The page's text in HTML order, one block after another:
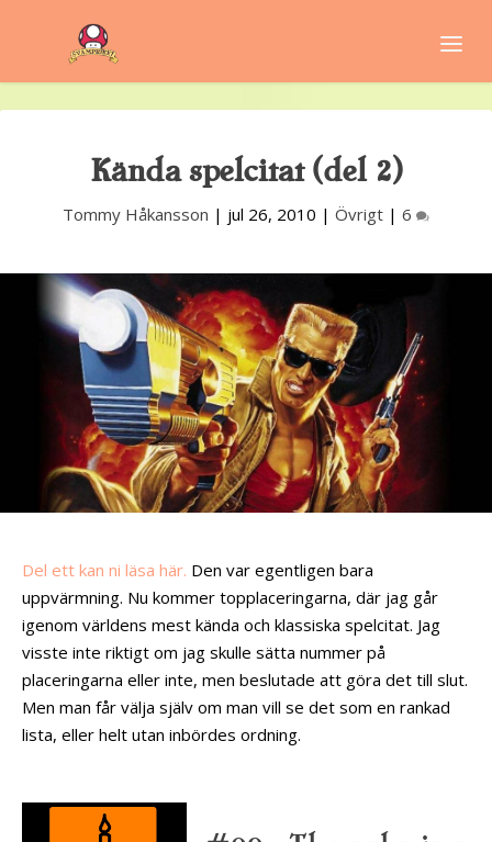
Kända spelcitat (del 2)
Tommy Håkansson | jul 26, 2010 | Övrigt | 6
Del ett kan ni läsa här. Den var egentligen bara
uppvärmning. Nu kommer topplaceringarna, där jag går
igenom världens mest kända och klassiska spelcitat. Jag
visste inte riktigt om jag skulle sätta nummer på
placeringarna eller inte, men beslutade att göra det till slut.
Men man får välja själv om man vill se det som en rankad
lista, eller helt utan inbördes ordning.